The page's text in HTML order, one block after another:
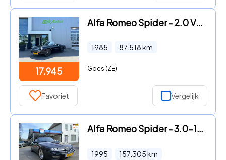
17.945
Alfa Romeo Spider - 2.0 VELOCE * Zeer nette staat
1985 87.518km
Goes (ZE)
Favoriet Vergelijk
Alfa Romeo Spider - 3.0-12V V6 L
1995 157.305km